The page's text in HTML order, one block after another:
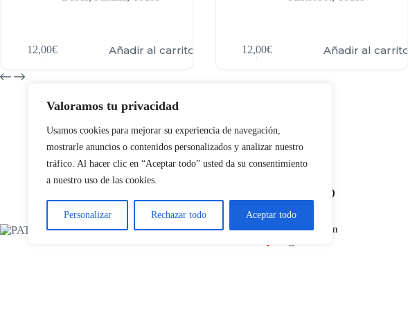
Valoramos tu privacidad
Usamos cookies para mejorar su experiencia de navegación,
mostrarle anuncios o contenidos personalizados y analizar nuestro
tráfico. Al hacer clic en “Aceptar todo” usted da su consentimiento
a nuestro uso de las cookies.
Personalizar Rechazar todo Aceptar todo
12,00€ Añadir al carrito 12,00€ Añadir al carrito
Bienvenido al maravilloso mundo de los
patitos de goma.
CONTACTO
Madrid
San Sebastián